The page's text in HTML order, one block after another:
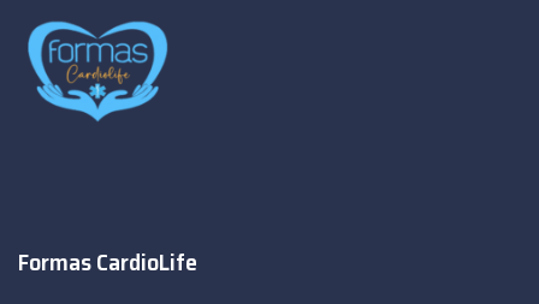
Formas CardioLife